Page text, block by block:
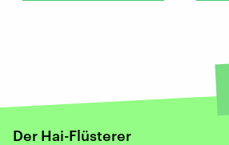
Der Hai-Flüsterer